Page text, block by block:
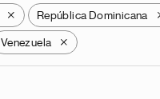
X República Dominicana
Venezuela X